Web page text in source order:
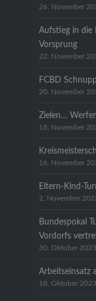
26. November
Aufstieg in die
Vorsprung
22. November
FCBD
20. November
Zielen…
18. November
16. November
Eltern-Kind-
2. November
Bundespokal
Vordorfs
30. Oktober 2023
Arbeitseinsatz
18. Oktober 2023